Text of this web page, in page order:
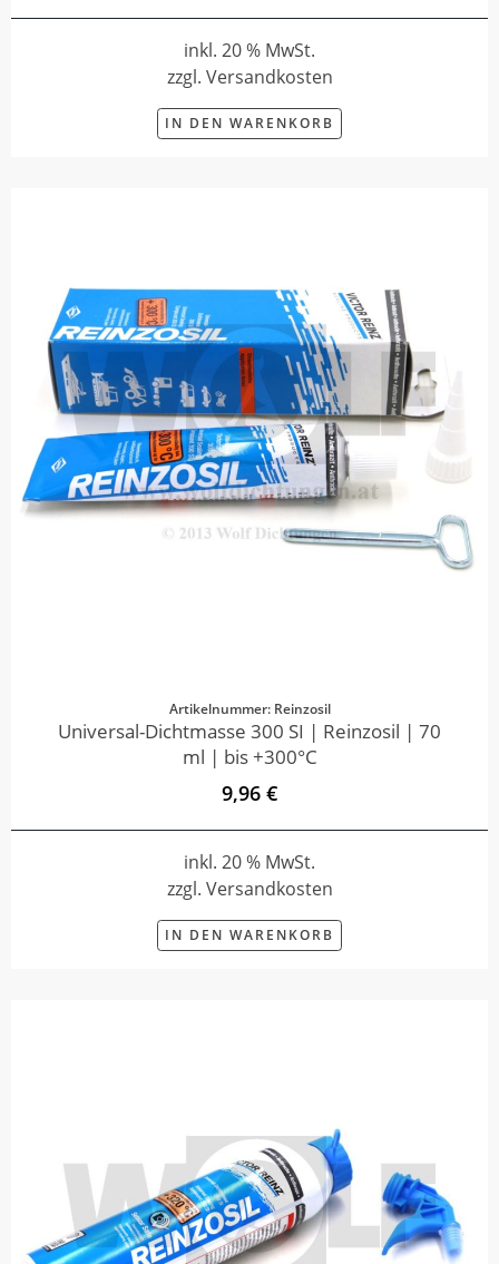
inkl. 20 % MwSt.
zzgl. Versandkosten
IN DEN WARENKORB
Artikelnummer: Reinzosil
Universal-Dichtmasse 300 SI | Reinzosil | 70
ml | bis +300°C
9,96 €
inkl. 20 % MwSt.
zzgl. Versandkosten
IN DEN WARENKORB